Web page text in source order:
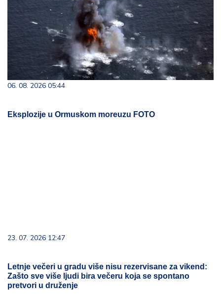
06. 08. 2026 05:44
Eksplozije u Ormuskom moreuzu FOTO
23. 07. 2026 12:47
Letnje večeri u gradu više nisu rezervisane za vikend:
Zašto sve više ljudi bira večeru koja se spontano
pretvori u druženje